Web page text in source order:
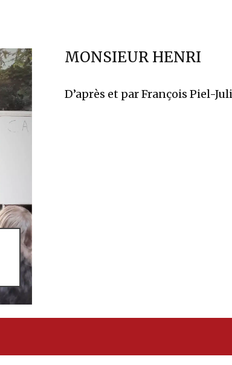
MONSIEUR HENRI
D’après et par François Piel-